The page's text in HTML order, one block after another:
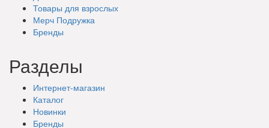
Товары для взрослых
Мерч Подружка
Бренды
Разделы
Интернет-магазин
Каталог
Новинки
Бренды